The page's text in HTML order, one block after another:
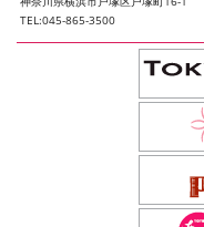
TEL:045-865-3500